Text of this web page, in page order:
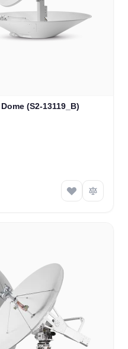
(S2-13119_B)